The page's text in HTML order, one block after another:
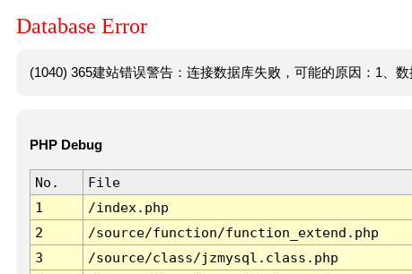
Database Error
(1040) 365建站错误警告：连接数据库失败，可能的原因：1、
PHP Debug
No. File
1
/index.php
2
/source/function/function_extend.php
3
/source/class/jzmysql.class.php